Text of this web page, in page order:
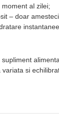
al zilei;
– doar
instantanee.
variata si